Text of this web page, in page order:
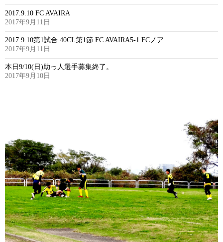
2017.9.10 FC AVAIRA
2017年9月11日
2017.9.10第1試合 40CL第1節 FC AVAIRA5-1 FCノア
2017年9月11日
本日9/10(日)助っ人選手募集終了。
2017年9月10日